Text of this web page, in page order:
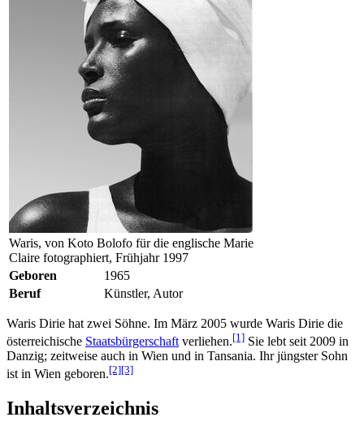
Waris, von Koto Bolofo für die englische Marie
Claire fotographiert, Frühjahr 1997
Geboren
1965
Beruf
Künstler, Autor
Waris Dirie hat zwei Söhne. Im März 2005 wurde Waris Dirie die
österreichische Staatsbürgerschaft verliehen.[1] Sie lebt seit 2009 in
Danzig; zeitweise auch in Wien und in Tansania. Ihr jüngster Sohn
ist in Wien geboren.[2][3]
Inhaltsverzeichnis